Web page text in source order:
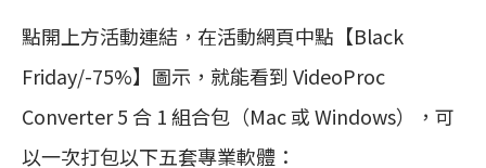
點開上方活動連結，在活動網頁中點【Black
Friday/-75%】圖示，就能看到 VideoProc
Converter 5 合 1 組合包（Mac 或 Windows），可
以一次打包以下五套專業軟體：